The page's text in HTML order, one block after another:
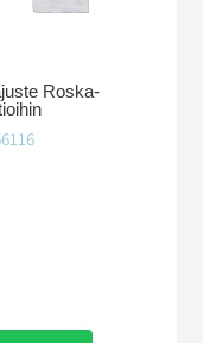
Roska-